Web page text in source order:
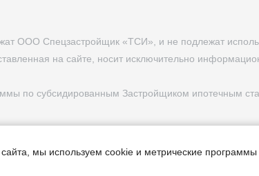
ООО Спецзастройщик «ТСИ», и не подлежат
на сайте, носит исключительно
по субсидированным Застройщиком ипотечным
мы используем cookie и метрические программы